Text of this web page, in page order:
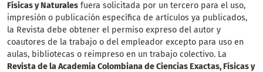
Físicas y Naturales fuera solicitada por un tercero para el uso,
impresión o publicación específica de artículos ya publicados,
la Revista debe obtener el permiso expreso del autor y
coautores de la trabajo o del empleador excepto para uso en
aulas, bibliotecas o reimpreso en un trabajo colectivo. La
Revista de la Academia Colombiana de Ciencias Exactas, Físicas y